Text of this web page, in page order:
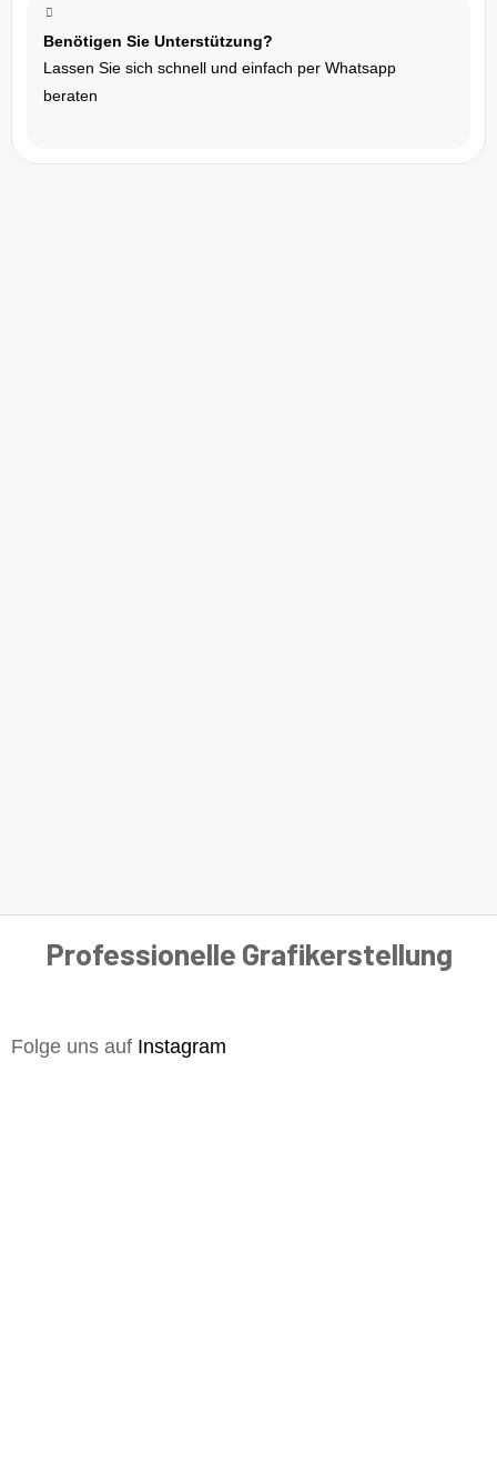
Benötigen Sie Unterstützung?
Lassen Sie sich schnell und einfach per Whatsapp
beraten
Ihr schneller Kontakt zu Canberry
Kontaktmöglichkeiten
Professionelle Grafikerstellung
Folge uns auf Instagram